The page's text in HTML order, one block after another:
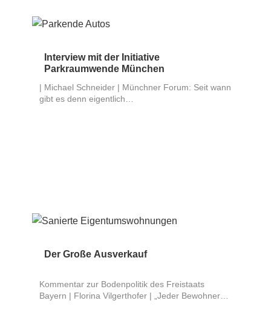
Interview mit der Initiative
Parkraumwende München
| Michael Schneider | Münchner Forum: Seit wann
gibt es denn eigentlich…
Der Große Ausverkauf
Kommentar zur Bodenpolitik des Freistaats
Bayern | Florina Vilgerthofer | „Jeder Bewohner…